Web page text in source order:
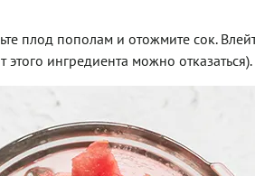
плод пополам и отожмите сок.
ингредиента можно отказаться).